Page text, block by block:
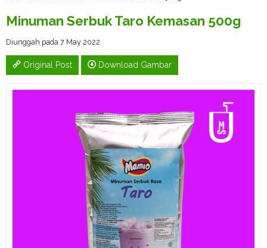
Minuman Serbuk Taro Kemasan 500g
Diunggah pada 7 May 2022
Original Post Download Gambar